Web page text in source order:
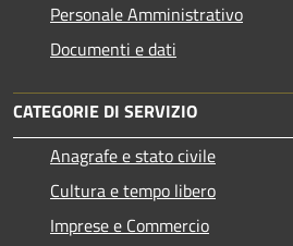
Personale Amministrativo
Documenti e dati
CATEGORIE DI SERVIZIO
Anagrafe e stato civile
Cultura e tempo libero
Imprese e Commercio